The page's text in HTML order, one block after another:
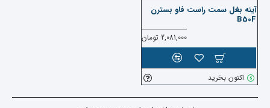
آینه بغل سمت راست فاو بسترن
B50F
2,081,000 تومان
اکنون بخرید